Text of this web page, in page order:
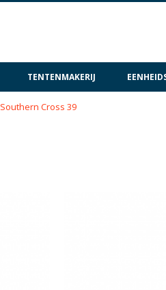
TENTENMAKERIJ
Southern Cross 39